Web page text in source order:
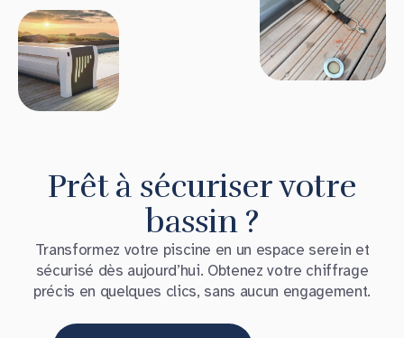
Prêt à sécuriser votre
bassin ?
Transformez votre piscine en un espace serein et
sécurisé dès aujourd’hui. Obtenez votre chiffrage
précis en quelques clics, sans aucun engagement.